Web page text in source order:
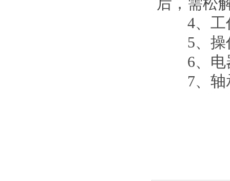
后，需松
4、工作
5、操作
6、电器
7、轴承